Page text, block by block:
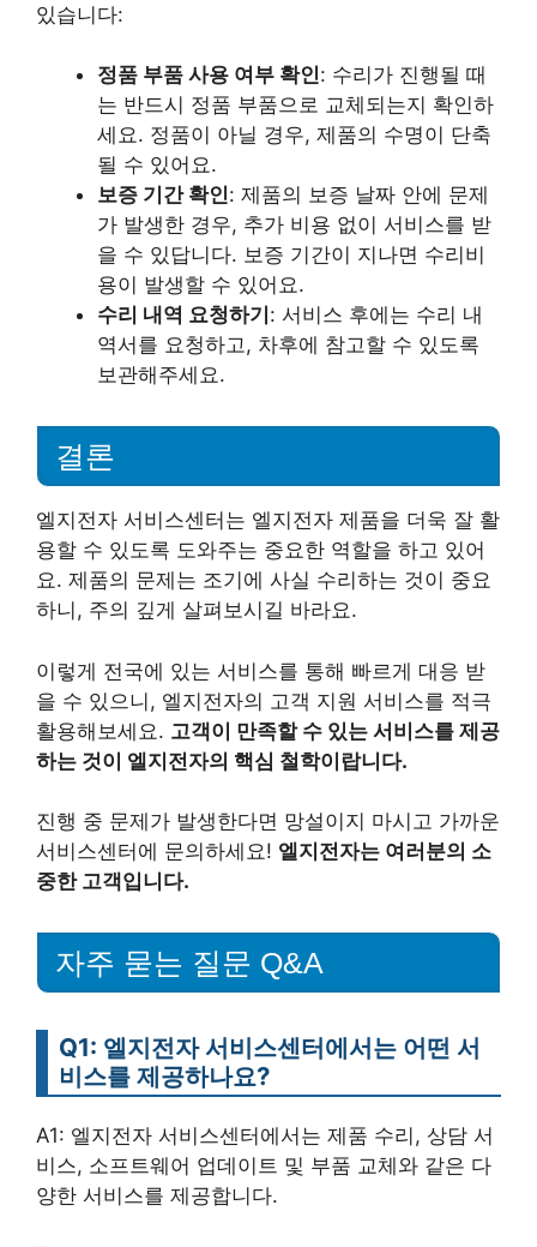
있습니다:
정품 부품 사용 여부 확인: 수리가 진행될 때
는 반드시 정품 부품으로 교체되는지 확인하
세요. 정품이 아닐 경우, 제품의 수명이 단축
될 수 있어요.
보증 기간 확인: 제품의 보증 날짜 안에 문제
가 발생한 경우, 추가 비용 없이 서비스를 받
을 수 있답니다. 보증 기간이 지나면 수리비
용이 발생할 수 있어요.
수리 내역 요청하기 : 서비스 후에는 수리 내
역서를 요청하고, 차후에 참고할 수 있도록
보관해주세요.
결론
엘지전자 서비스센터는 엘지전자 제품을 더욱 잘 활
용할 수 있도록 도와주는 중요한 역할을 하고 있어
요. 제품의 문제는 조기에 사실 수리하는 것이 중요
하니, 주의 깊게 살펴보시길 바라요.
이렇게 전국에 있는 서비스를 통해 빠르게 대응 받
을 수 있으니, 엘지전자의 고객 지원 서비스를 적극
활용해보세요. 고객이 만족할 수 있는 서비스를 제공
하는 것이 엘지전자의 핵심 철학이랍니다.
진행 중 문제가 발생한다면 망설이지 마시고 가까운
서비스센터에 문의하세요! 엘지전자는 여러분의 소
중한 고객입니다.
자주 묻는 질문 Q&A
Q1: 엘지전자 서비스센터에서는 어떤 서
비스를 제공하나요?
A1: 엘지전자 서비스센터에서는 제품 수리, 상담 서
비스, 소프트웨어 업데이트 및 부품 교체와 같은 다
양한 서비스를 제공합니다.